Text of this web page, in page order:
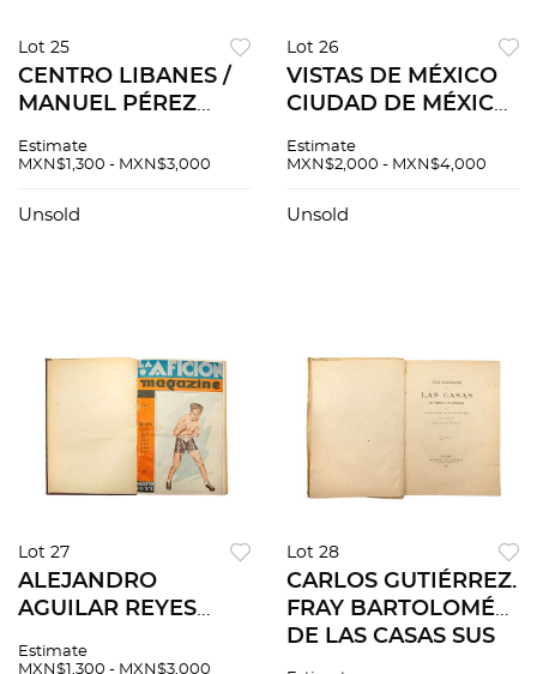
Lot 25
CENTRO LIBANES /
MANUEL PÉREZ
Libanes A.C. Unidad
inauguración Galería
Estimate
MXN$1,300 - MXN$3,000
Unsold
Lot 26
VISTAS DE MÉXICO
CIUDAD DE MÉXICO,
21 Postales y
Algunas con notas al
Estimate
MXN$2,000 - MXN$4,000
Unsold
Lot 27
ALEJANDRO
AGUILAR REYES
AFICIÓN MAGAZINE.
Estimate
MXN$1,300 - MXN$3,000
Lot 28
CARLOS GUTIÉRREZ.
FRAY BARTOLOMÉ
DE LAS CASAS SUS